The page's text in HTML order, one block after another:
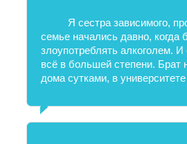
Я сестра зависимого,
семье начались давно, когда
злоупотреблять алкоголем.
всё в большей степени. Брат
дома сутками, в университете